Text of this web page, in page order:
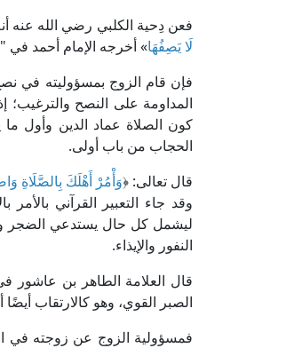
فعن دِحية الكلبي رضي الله عنه
لَا يَصِفُهَا» أخرجه الإمام أحمد في
فإن قام الزوج بمسؤوليته في
المداومة على النصح والترغيب؛
كون الصلاة عماد الدين وأول ما
الحجاب من باب أولى.
قال تعالى: ﴿وَأْمُرْ أَهْلَكَ بِالصَّلَاةِ
وقد جاء التعبير القرآني
ليشمل كل حال يستدعي الضجر
النفور والإيذاء.
الصبر القوي، وهو كالارتقاب
فمسؤولية الزوج عن زوجته في